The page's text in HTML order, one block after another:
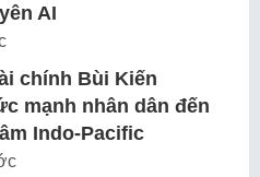
AI
chính Bùi Kiến
mạnh nhân dân đến
Indo-Pacific